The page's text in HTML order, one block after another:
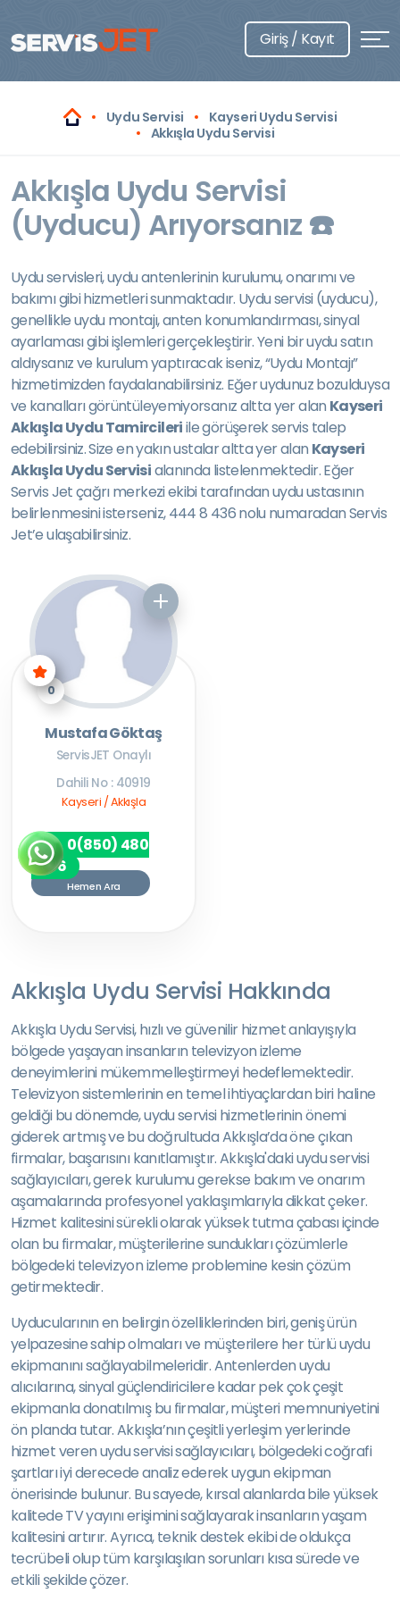
Giriş / Kayıt
Uydu Servisi
Kayseri Uydu Servisi
Akkışla Uydu Servisi
Akkışla Uydu Servisi
(Uyducu) Arıyorsanız ☎️
Uydu servisleri, uydu antenlerinin kurulumu, onarımı ve
bakımı gibi hizmetleri sunmaktadır. Uydu servisi (uyducu),
genellikle uydu montajı, anten konumlandırması, sinyal
ayarlaması gibi işlemleri gerçekleştirir. Yeni bir uydu satın
aldıysanız ve kurulum yaptıracak iseniz, “Uydu Montajı”
hizmetimizden faydalanabilirsiniz. Eğer uydunuz bozulduysa
ve kanalları görüntüleyemiyorsanız altta yer alan Kayseri
Akkışla Uydu Tamircileriile görüşerek servis talep
edebilirsiniz. Size en yakın ustalar altta yer alan Kayseri
Akkışla Uydu Servisialanında listelenmektedir. Eğer
Servis Jet çağrı merkezi ekibi tarafından uydu ustasının
belirlenmesini isterseniz, 444 8 436 nolu numaradan Servis
Jet’e ulaşabilirsiniz.
0
Mustafa Göktaş
ServisJET Onaylı
Dahili No : 40919
Kayseri / Akkışla
0(850) 480
7256
Hemen Ara
Akkışla Uydu Servisi Hakkında
Akkışla Uydu Servisi, hızlı ve güvenilir hizmet anlayışıyla
bölgede yaşayan insanların televizyon izleme
deneyimlerini mükemmelleştirmeyi hedeflemektedir.
Televizyon sistemlerinin en temel ihtiyaçlardan biri haline
geldiği bu dönemde, uydu servisi hizmetlerinin önemi
giderek artmış ve bu doğrultuda Akkışla’da öne çıkan
firmalar, başarısını kanıtlamıştır. Akkışla'daki uydu servisi
sağlayıcıları, gerek kurulumu gerekse bakım ve onarım
aşamalarında profesyonel yaklaşımlarıyla dikkat çeker.
Hizmet kalitesini sürekli olarak yüksek tutma çabası içinde
olan bu firmalar, müşterilerine sundukları çözümlerle
bölgedeki televizyon izleme problemine kesin çözüm
getirmektedir.
Uyducularının en belirgin özelliklerinden biri, geniş ürün
yelpazesine sahip olmaları ve müşterilere her türlü uydu
ekipmanını sağlayabilmeleridir. Antenlerden uydu
alıcılarına, sinyal güçlendiricilere kadar pek çok çeşit
ekipmanla donatılmış bu firmalar, müşteri memnuniyetini
ön planda tutar. Akkışla’nın çeşitli yerleşim yerlerinde
hizmet veren uydu servisi sağlayıcıları, bölgedeki coğrafi
şartları iyi derecede analiz ederek uygun ekipman
önerisinde bulunur. Bu sayede, kırsal alanlarda bile yüksek
kalitede TV yayını erişimini sağlayarak insanların yaşam
kalitesini artırır. Ayrıca, teknik destek ekibi de oldukça
tecrübeli olup tüm karşılaşılan sorunları kısa sürede ve
etkili şekilde çözer.